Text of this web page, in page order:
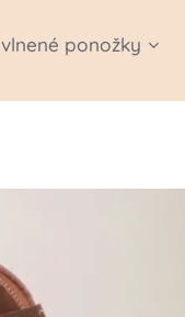
vlnené ponožky